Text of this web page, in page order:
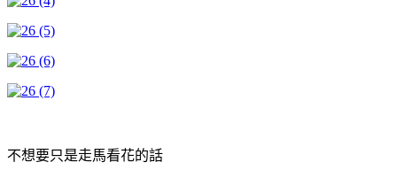
不想要只是走馬看花的話